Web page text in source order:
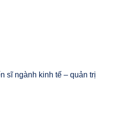
sĩ ngành kinh tế – quản trị